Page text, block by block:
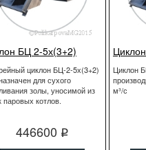
БЦ 2-5х(3+2)
циклон БЦ-2-5х(3+2)
для сухого
золы, уносимой из
паровых котлов.
446600 q
Циклон
м³/с